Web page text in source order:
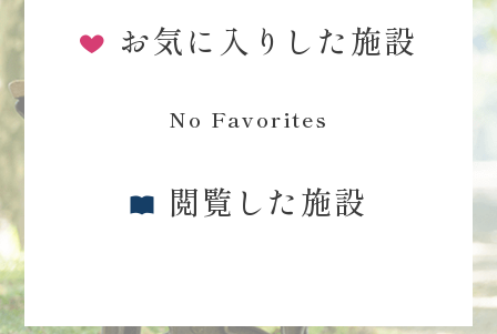
お気に入りした施設
No Favorites
閲覧した施設